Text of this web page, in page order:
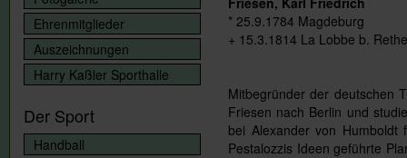
* 25.9.1784 Magdeburg
+ 15.3.1814 La Lobbe b.
Mitbegründer der deutschen
Friesen nach Berlin und
bei Alexander von
Pestalozzis Ideen geführte
Ehrenmitglieder
Auszeichnungen
Harry Kaßler Sporthalle
Der Sport
Handball